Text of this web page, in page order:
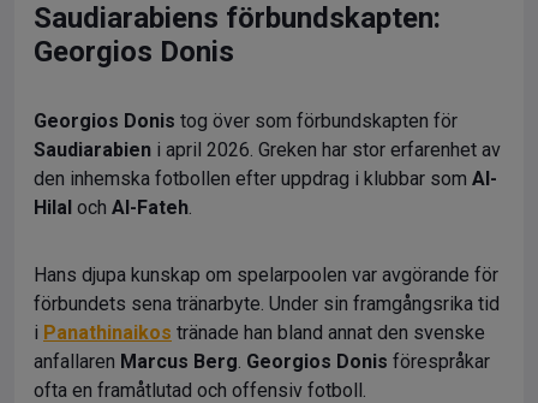
Saudiarabiens förbundskapten:
Georgios Donis
Georgios Donis tog över som förbundskapten för
Saudiarabien i april 2026. Greken har stor erfarenhet av
den inhemska fotbollen efter uppdrag i klubbar som Al-
Hilal och Al-Fateh.
Hans djupa kunskap om spelarpoolen var avgörande för
förbundets sena tränarbyte. Under sin framgångsrika tid
i Panathinaikos tränade han bland annat den svenske
anfallaren Marcus Berg. Georgios Donis förespråkar
ofta en framåtlutad och offensiv fotboll.